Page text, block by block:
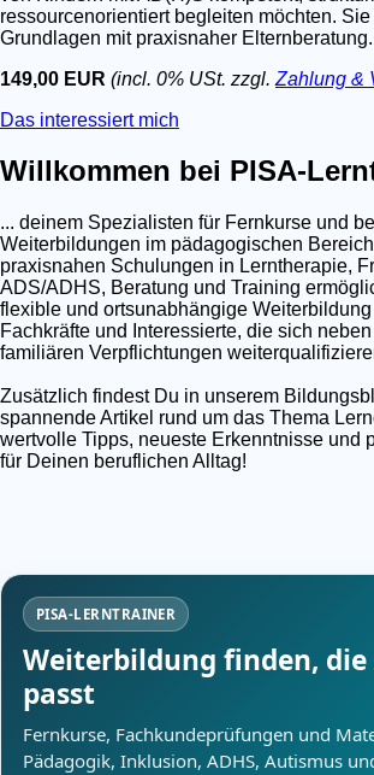
ressourcenorientiert begleiten möchten.
Grundlagen mit praxisnaher Elternberatung.
149,00 EUR (incl. 0% USt. zzgl. Zahlung &
Das interessiert mich
Willkommen bei PISA-
... deinem Spezialisten für Fernkurse und
Weiterbildungen im pädagogischen
praxisnahen Schulungen in Lerntherapie,
ADS/ADHS, Beratung und Training
flexible und ortsunabhängige
Fachkräfte und Interessierte, die sich
familiären Verpflichtungen
Zusätzlich findest Du in unserem
spannende Artikel rund um das Thema
wertvolle Tipps, neueste Erkenntnisse und
für Deinen beruflichen Alltag!
PISA-LERNTRAINER
Weiterbildung finden, die
passt
Fernkurse, Fachkundeprüfungen und
Pädagogik, Inklusion, ADHS, Autismus